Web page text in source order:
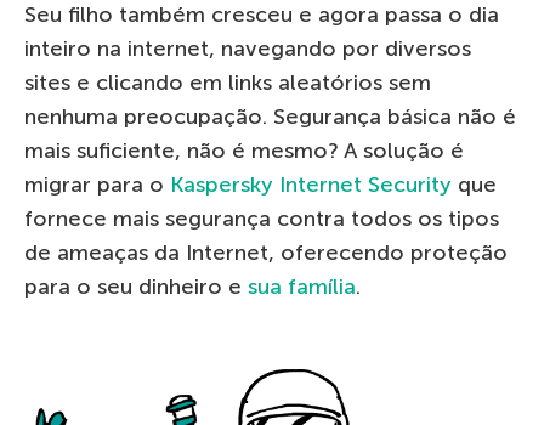
Seu filho também cresceu e agora passa o dia
inteiro na internet, navegando por diversos
sites e clicando em links aleatórios sem
nenhuma preocupação. Segurança básica não é
mais suficiente, não é mesmo? A solução é
migrar para o Kaspersky Internet Security que
fornece mais segurança contra todos os tipos
de ameaças da Internet, oferecendo proteção
para o seu dinheiro e sua família.